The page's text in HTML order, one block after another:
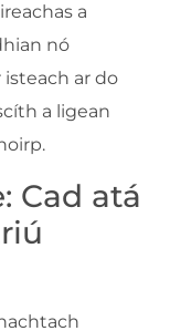
a
nó
ar do
a ligean
Cad atá